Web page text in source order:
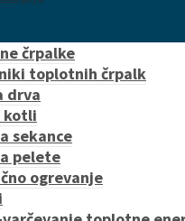
črpalke
toplotnih črpalk
drva
kotli
sekance
pelete
ogrevanje